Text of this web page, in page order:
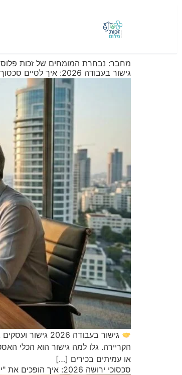
מחבר: נבחרת המומחים של זכות פלוס
גישור בעבודה 2026: איך לסיים סכסוך עם מעסיק או שותף בלי לשרוף את הקריירה
או עמיתים בכירים […]
סכסוכי ירושה 2026: איך הופכים את "יום הדין" המשפחתי להסכם הוגן בחדר הגישור?